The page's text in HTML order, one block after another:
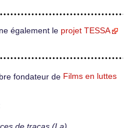
également le projet TESSA
fondateur de Films en luttes